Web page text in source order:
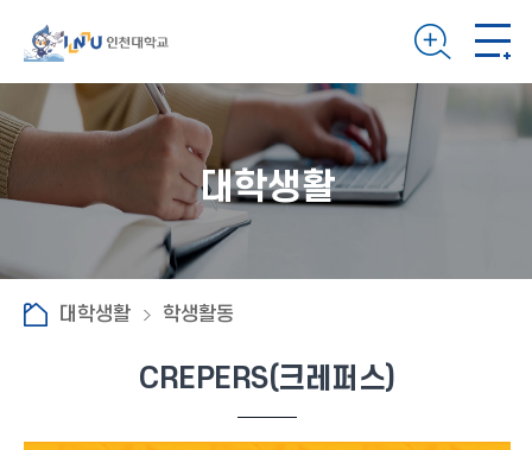
대학생활
대학생활 학생활동
CREPERS(크레퍼스)